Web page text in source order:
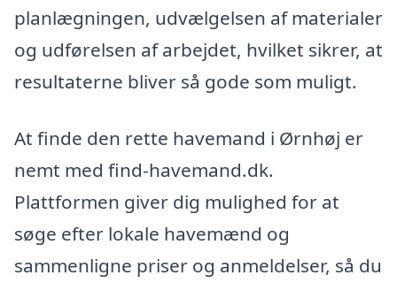
planlægningen, udvælgelsen af materialer
og udførelsen af arbejdet, hvilket sikrer, at
resultaterne bliver så gode som muligt.
At finde den rette havemand i Ørnhøj er
nemt med find-havemand.dk.
Plattformen giver dig mulighed for at
søge efter lokale havemænd og
sammenligne priser og anmeldelser, så du